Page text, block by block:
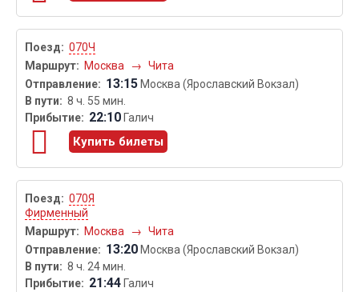
070Ч
Москва
→ Чита
13:15 Москва (Ярославский Вокзал)
8 ч. 55 мин.
22:10 Галич
Купить билеты
070Я
Фирменный
Москва
→ Чита
13:20 Москва (Ярославский Вокзал)
8 ч. 24 мин.
21:44 Галич